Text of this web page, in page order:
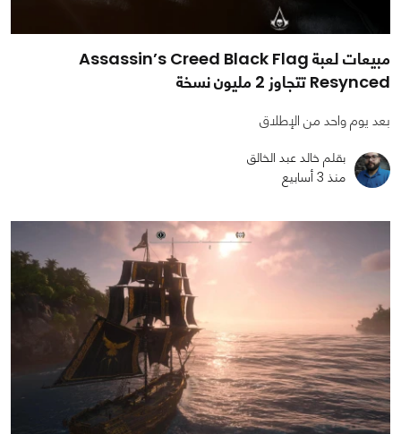
مبيعات لعبة Assassin’s Creed Black Flag
Resynced تتجاوز 2 مليون نسخة
بعد يوم واحد من الإطلاق
بقلم خالد عبد الخالق
منذ 3 أسابيع